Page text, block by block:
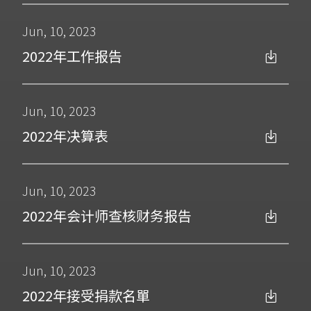
Jun, 10, 2023
2022年工作报告
Jun, 10, 2023
2022年决算表
Jun, 10, 2023
2022年会计师查核财务报告
Jun, 10, 2023
2022年接受捐款名單